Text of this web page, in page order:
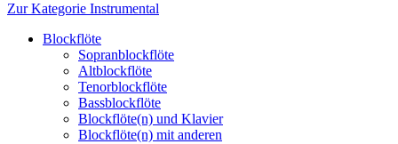
Zur Kategorie Instrumental
Blockflöte
Sopranblockflöte
Altblockflöte
Tenorblockflöte
Bassblockflöte
Blockflöte(n) und Klavier
Blockflöte(n) mit anderen